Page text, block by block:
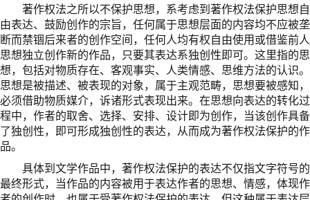
著作权法之所以不保护思想，系考虑到著作权法保护思想自
由表达、鼓励创作的宗旨，任何属于思想层面的内容均不应被垄
断而禁锢后来者的创作空间，任何人均有权自由使用或借鉴前人
思想独立创作新的作品，只要其表达系独创性即可。这里指的思
想，包括对物质存在、客观事实、人类情感、思维方法的认识。
思想是被描述、被表现的对象，属于主观范畴，思想要被感知，
必须借助物质媒介，诉诸形式表现出来。在思想向表达的转化过
程中，作者的取舍、选择、安排、设计即为创作，当该创作具备
了独创性，即可形成独创性的表达，从而成为著作权法保护的作
品。
具体到文学作品中，著作权法保护的表达不仅指文字符号的
最终形式，当作品的内容被用于表达作者的思想、情感，体现作